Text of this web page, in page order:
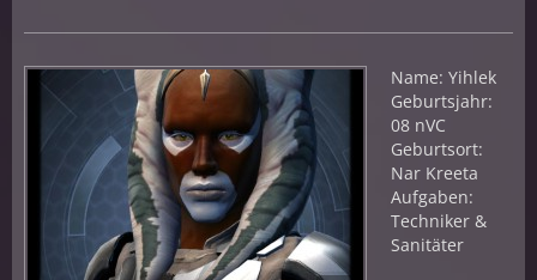
Name: Yihlek
Geburtsjahr:
08 nVC
Geburtsort:
Nar Kreeta
Aufgaben:
Techniker &
Sanitäter